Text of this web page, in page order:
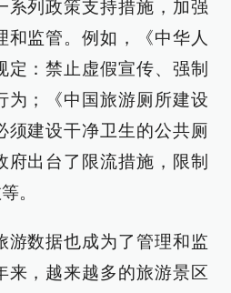
系列政策支持措施，加强
和监管。例如，《中华人
定：禁止虚假宣传、强制
为；《中国旅游厕所建设
须建设干净卫生的公共厕
府出台了限流措施，限制
。
游数据也成为了管理和监
来，越来越多的旅游景区